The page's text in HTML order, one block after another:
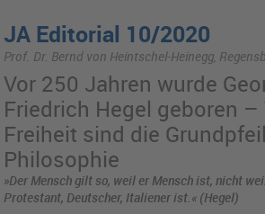
JA Editorial 10/2020
Prof. Dr. Bernd von Heintschel-Heinegg,
Vor 250 Jahren wurde
Friedrich Hegel geboren
Freiheit sind die
Philosophie
»Der Mensch gilt so, weil er Mensch ist, nicht
Protestant, Deutscher, Italiener ist.« (Hegel)